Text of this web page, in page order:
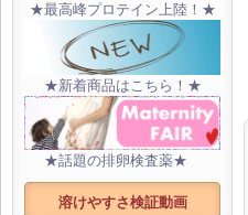
★最高峰プロテイン上陸！★
★新着商品はこちら！★
★話題の排卵検査薬★
溶けやすさ検証動画